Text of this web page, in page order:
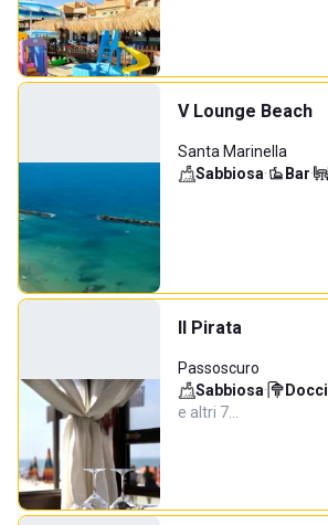
V Lounge Beach
Santa Marinella
Sabbiosa· Bar·
Il Pirata
Passoscuro
Sabbiosa·
e altri 7…